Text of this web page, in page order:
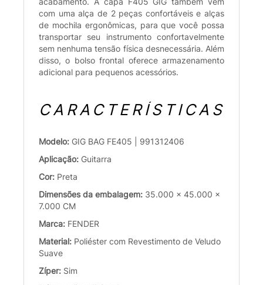
com uma alça de 2 peças confortáveis e alças
de mochila ergonômicas, para que você possa
transportar seu instrumento confortavelmente
sem nenhuma tensão física desnecessária. Além
disso, o bolso frontal oferece armazenamento
adicional para pequenos acessórios.
CARACTERÍSTICAS
Modelo: GIG BAG FE405 | 991312406
Aplicação: Guitarra
Cor: Preta
Dimensões da embalagem: 35.000 x 45.000 x
7.000 CM
Marca: FENDER
Material: Poliéster com Revestimento de Veludo
Suave
Zíper: Sim